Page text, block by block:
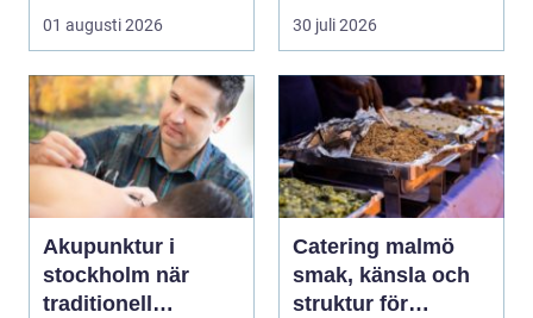
många villaägare i ...
01 augusti 2026
förutsättningarna för
en trygg och sä...
30 juli 2026
Akupunktur i
stockholm när
traditionell
Catering malmö
smak, känsla och
struktur för